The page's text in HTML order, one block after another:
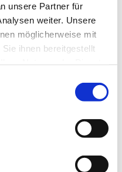
unsere Partner für
weiter. Unsere
möglicherweise mit
ihnen bereitgestellt
zu